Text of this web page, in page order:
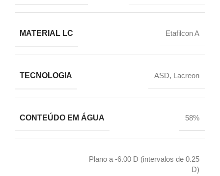
MATERIAL LC Etafilcon A
TECNOLOGIA ASD, Lacreon
CONTEÚDO EM ÁGUA 58%
Plano a -6.00 D (intervalos de 0.25
D)